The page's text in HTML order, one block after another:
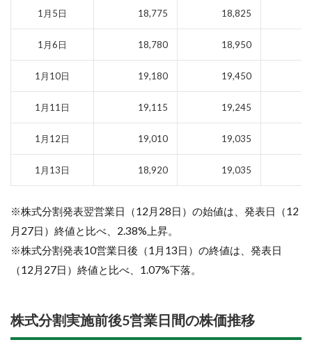
1月5日 18,775 18,825
1月6日 18,780 18,950
1月10日 19,180 19,450
1月11日 19,115 19,245
1月12日 19,010 19,035
1月13日 18,920 19,035
※株式分割発表翌営業日（12月28日）の始値は、発表日（12
月27日）終値と比べ、2.38%上昇。
※株式分割発表10営業日後（1月13日）の終値は、発表日
（12月27日）終値と比べ、1.07%下落。
株式分割実施前後5営業日間の株価推移